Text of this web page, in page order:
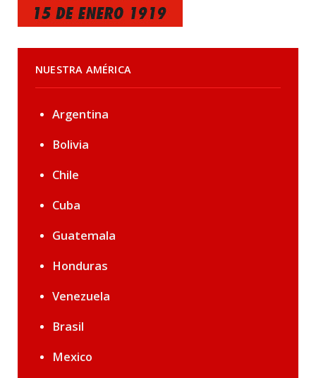
NUESTRA AMÉRICA
Argentina
Bolivia
Chile
Cuba
Guatemala
Honduras
Venezuela
Brasil
Mexico